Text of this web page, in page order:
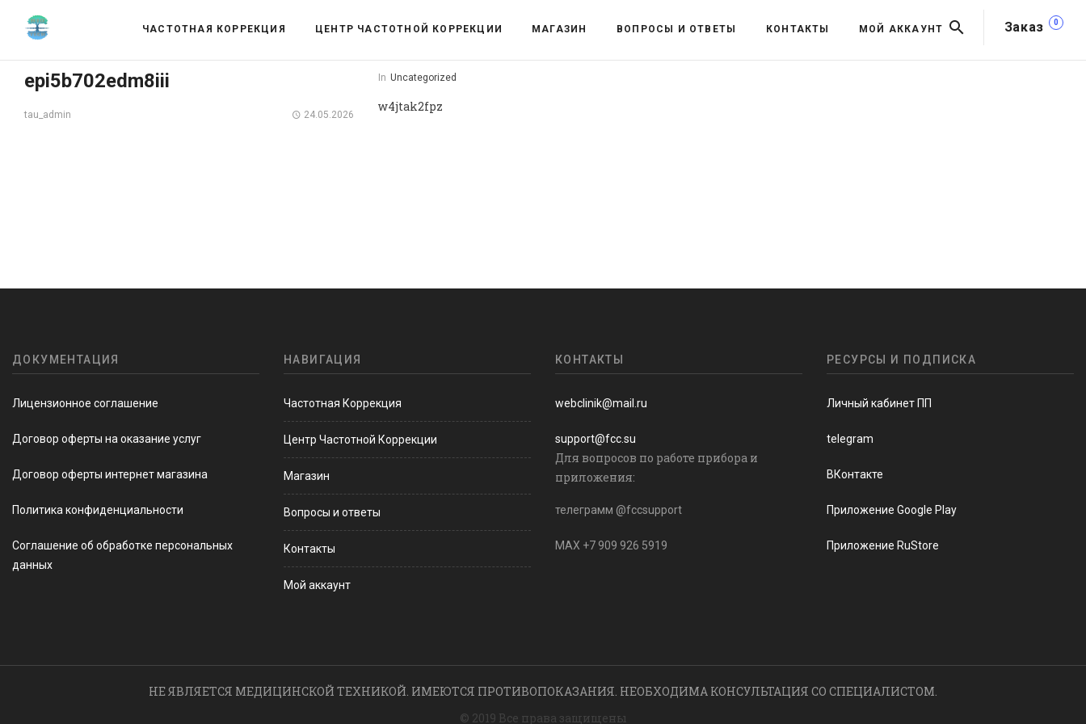
Заказ 0
ЧАСТОТНАЯ КОРРЕКЦИЯ ЦЕНТР ЧАСТОТНОЙ КОРРЕКЦИИ МАГАЗИН ВОПРОСЫ И ОТВЕТЫ КОНТАКТЫ МОЙ АККАУНТ
epi5b702edm8iii
tau_admin 24.05.2026
In Uncategorized
w4jtak2fpz
ДОКУМЕНТАЦИЯ
Лицензионное соглашение
Договор оферты на оказание услуг
Договор оферты интернет магазина
Политика конфиденциальности
Соглашение об обработке персональных
данных
НАВИГАЦИЯ
Частотная Коррекция
Центр Частотной Коррекции
Магазин
Вопросы и ответы
Контакты
Мой аккаунт
КОНТАКТЫ
webclinik@mail.ru
support@fcc.su
Для вопросов по работе прибора и
приложения:
телеграмм @fccsupport
MAX +7 909 926 5919
РЕСУРСЫ И ПОДПИСКА
Личный кабинет ПП
telegram
ВКонтакте
Приложение Google Play
Приложение RuStore
НЕ ЯВЛЯЕТСЯ МЕДИЦИНСКОЙ ТЕХНИКОЙ. ИМЕЮТСЯ ПРОТИВОПОКАЗАНИЯ. НЕОБХОДИМА КОНСУЛЬТАЦИЯ СО СПЕЦИАЛИСТОМ.
© 2019 Все права защищены